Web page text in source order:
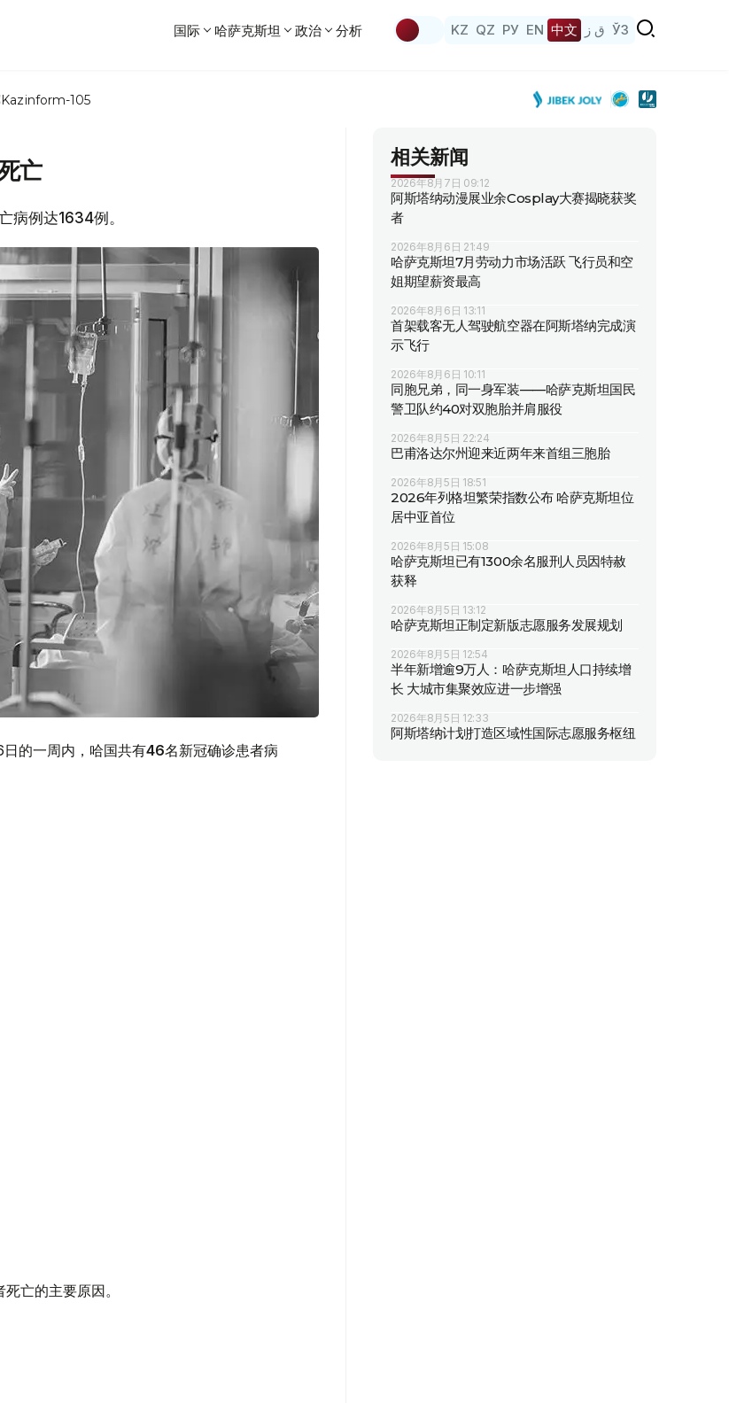
国际 哈萨克斯坦 政治 分析 KZ QZ РУ EN 中文 ق ز ЎЗ
Kazinform-105
亡
病例达1634例。
的一周内，哈国共有46名新冠确诊患者病
亡的主要原因。
相关新闻
2026年8月7日 09:12
阿斯塔纳动漫展业余Cosplay大赛揭晓获奖
者
2026年8月6日 21:49
哈萨克斯坦7月劳动力市场活跃 飞行员和空
姐期望薪资最高
2026年8月6日 13:11
首架载客无人驾驶航空器在阿斯塔纳完成演
示飞行
2026年8月6日 10:11
同胞兄弟，同一身军装——哈萨克斯坦国民
警卫队约40对双胞胎并肩服役
2026年8月5日 22:24
巴甫洛达尔州迎来近两年来首组三胞胎
2026年8月5日 18:51
2026年列格坦繁荣指数公布 哈萨克斯坦位
居中亚首位
2026年8月5日 15:08
哈萨克斯坦已有1300余名服刑人员因特赦
获释
2026年8月5日 13:12
哈萨克斯坦正制定新版志愿服务发展规划
2026年8月5日 12:54
半年新增逾9万人：哈萨克斯坦人口持续增
长 大城市集聚效应进一步增强
2026年8月5日 12:33
阿斯塔纳计划打造区域性国际志愿服务枢纽